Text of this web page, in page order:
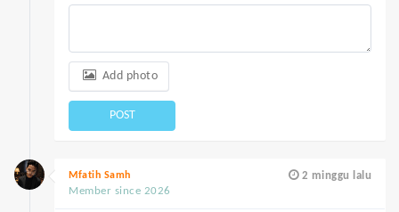
Add photo
POST
2 minggu lalu
Mfatih Samh
Member since 2026